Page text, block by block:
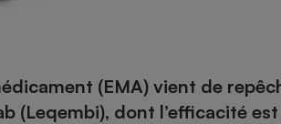
(EMA) vient de
(Leqembi), dont l’efficacité
Complément
alimentaire
Petit électroménager - Ustensile